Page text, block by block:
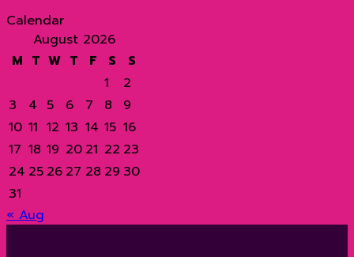
ทาง
ยอด
นิยม
ชาว
ต่าง
ชาติ
ไปล่
พีพี
โด่ง
ดัง
ไป
โลก?
ภาพยนตร์
Calendar
August 2026
M T W T F S
S
1
2
3
4 5 6 7 8
9
10 11 12 13 14 15 16
17 18 19 20 21 22 23
24 25 26 27 28 29 30
31
« Aug